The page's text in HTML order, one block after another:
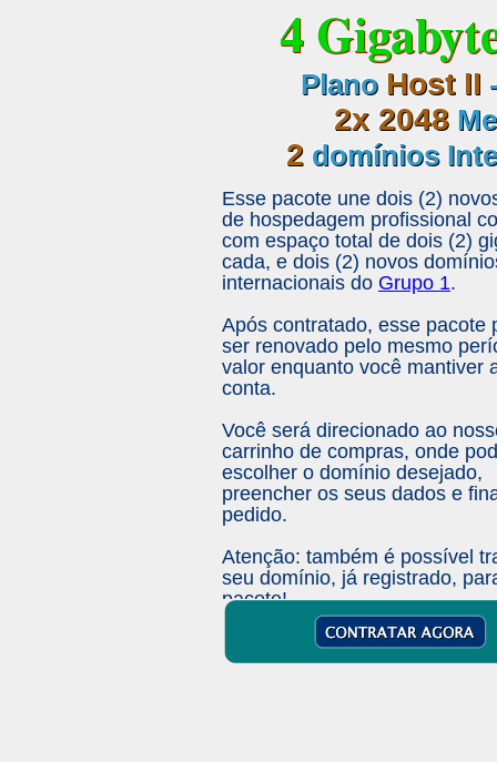
4
Plano Host II
2x 2048
2 domínios
Esse pacote une dois (2)
de hospedagem profissional
com espaço total de dois (2)
cada, e dois (2) novos
internacionais do Grupo 1.
Após contratado, esse pacote
ser renovado pelo mesmo
valor enquanto você mantiver
conta.
Você será direcionado ao
carrinho de compras, onde
escolher o domínio desejado,
preencher os seus dados e
pedido.
Atenção: também é possível
seu domínio, já registrado,
pacote!